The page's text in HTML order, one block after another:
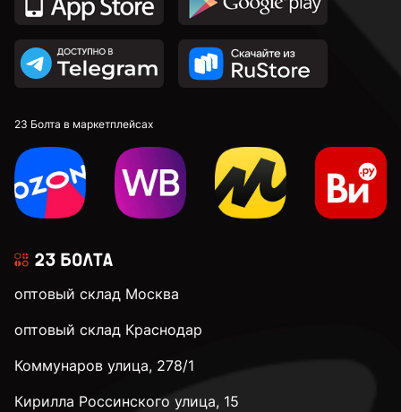
23 Болта в маркетплейсах
оптовый склад Москва
оптовый склад Краснодар
Коммунаров улица, 278/1
Кирилла Россинского улица, 15